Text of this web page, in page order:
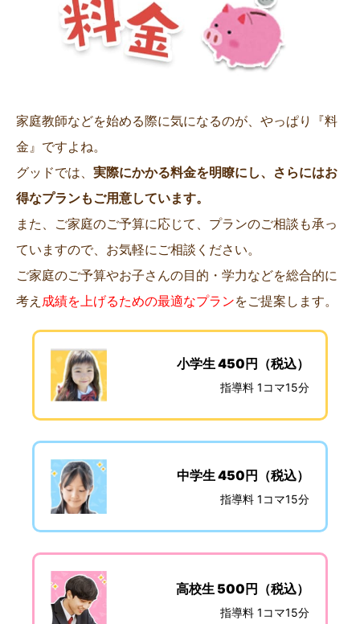
家庭教師などを始める際に気になるのが、やっぱり『料
金』ですよね。
グッドでは、 実際にかかる料金を明瞭にし、さらにはお
得なプランもご用意しています。
また、ご家庭のご予算に応じて、プランのご相談も承っ
ていますので、お気軽にご相談ください。
ご家庭のご予算やお子さんの目的・学力などを総合的に
考え 成績を上げるための最適なプランをご提案します。
小学生 450円（税込）
指導料 1コマ15分
中学生 450円（税込）
指導料 1コマ15分
高校生 500円（税込）
指導料 1コマ15分